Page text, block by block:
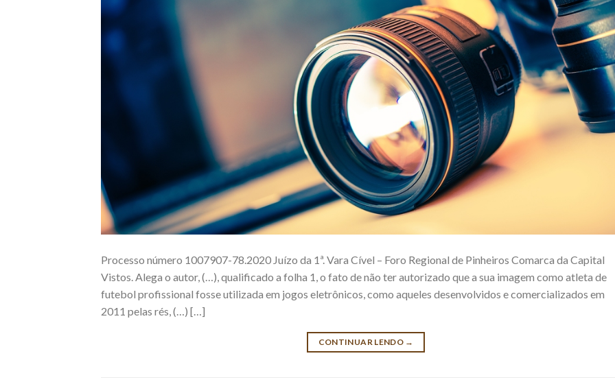
Processo número 1007907-78.2020 Juízo da 1ª. Vara Cível – Foro Regional de Pinheiros Comarca da Capital
Vistos. Alega o autor, (…), qualificado a folha 1, o fato de não ter autorizado que a sua imagem como atleta de
futebol profissional fosse utilizada em jogos eletrônicos, como aqueles desenvolvidos e comercializados em
2011 pelas rés, (…) […]
CONTINUAR LENDO →